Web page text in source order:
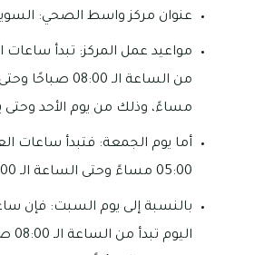
عنوان مركز واسط الصحي:
مواعيد عمل المركز: تبدأ ساعات
مساءً، وذلك من يوم الأحد
أما يوم الجمعة: فتبدأ ساعات
05:00 مساءً وحتى الساعة الـ 10:00 مساءً.
بالنسبة إلى يوم السبت: فإن